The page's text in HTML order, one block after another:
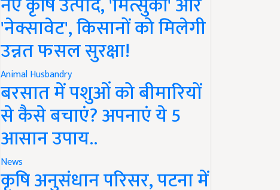
'नेक्सावेट', किसानों को मिलेगी
उन्नत फसल सुरक्षा!
Animal Husbandry
बरसात में पशुओं को बीमारियों
से कैसे बचाएं? अपनाएं ये 5
आसान उपाय..
News
कृषि अनुसंधान परिसर, पटना में